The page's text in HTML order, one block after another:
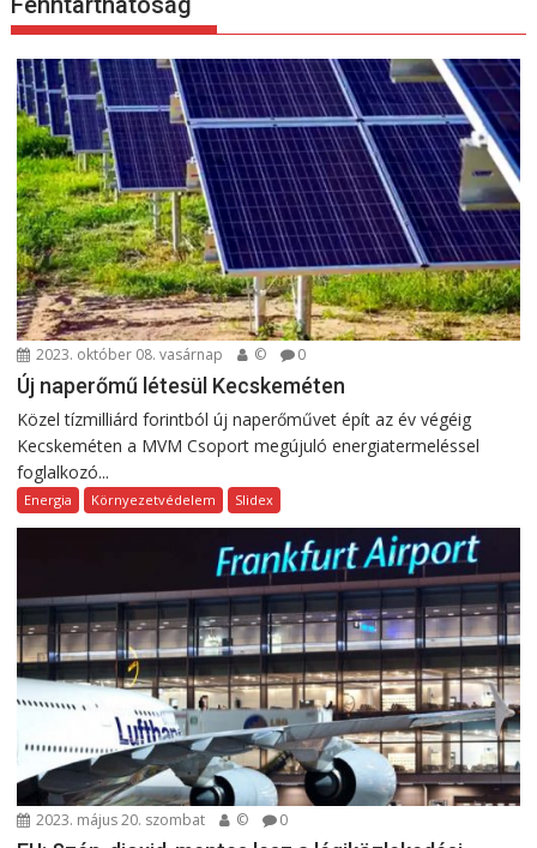
2023. október 08. vasárnap © 0
Új naperőmű létesül Kecskeméten
Közel tízmilliárd forintból új naperőművet épít az év végéig
Kecskeméten a MVM Csoport megújuló energiatermeléssel
foglalkozó...
Energia Környezetvédelem Slidex
2023. május 20. szombat © 0